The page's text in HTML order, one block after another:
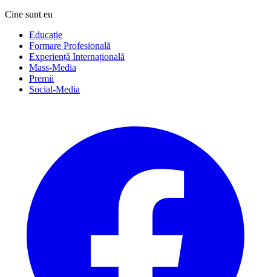
Cine sunt eu
Educație
Formare Profesională
Experiență Internațională
Mass-Media
Premii
Social-Media